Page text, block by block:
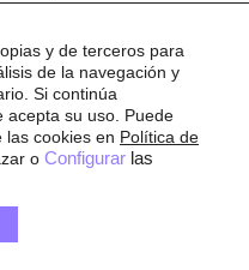
y de terceros para
de la navegación y
Si continúa
acepta su uso. Puede
las cookies en Política de
o Configurar las